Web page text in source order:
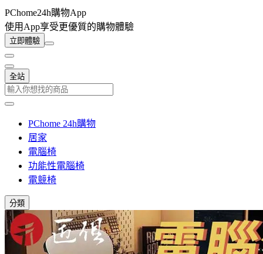
PChome24h購物App
使用App享受更優質的購物體驗
立即體驗
全站
PChome 24h購物
居家
電腦椅
功能性電腦椅
電競椅
分類